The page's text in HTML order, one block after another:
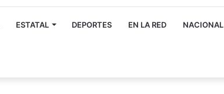
ESTATAL DEPORTES EN LA RED NACIONAL